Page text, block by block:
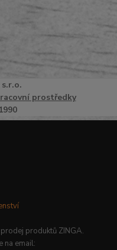
prostředky
produktů ZINGA.
na email: